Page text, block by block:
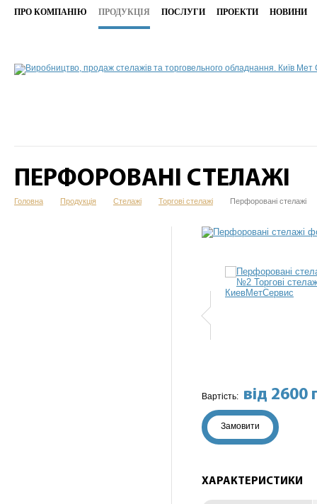
ПРО КОМПАНІЮ ПРОДУКЦІЯ ПОСЛУГИ ПРОЕКТИ НОВИНИ
ПЕРФОРОВАНІ СТЕЛАЖІ
Головна Продукція Стелажі Торгові стелажі Перфоровані стелажі
Вартість: від 2600
Замовити
ХАРАКТЕРИСТИКИ